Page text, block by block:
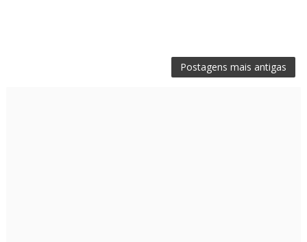
Postagens mais antigas